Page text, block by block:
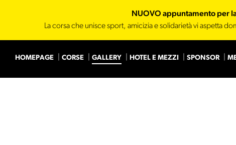
NUOVO appuntamento per
La corsa che unisce sport, amicizia e solidarietà vi aspetta
HOMEPAGE CORSE GALLERY HOTEL E MEZZI SPONSOR